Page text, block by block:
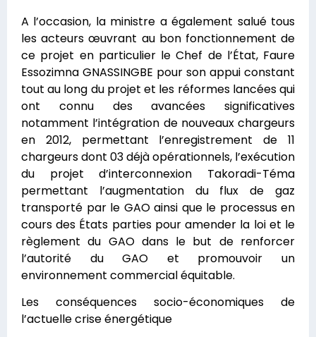
A l’occasion, la ministre a également salué tous
les acteurs œuvrant au bon fonctionnement de
ce projet en particulier le Chef de l’État, Faure
Essozimna GNASSINGBE pour son appui constant
tout au long du projet et les réformes lancées qui
ont connu des avancées significatives
notamment l’intégration de nouveaux chargeurs
en 2012, permettant l’enregistrement de 11
chargeurs dont 03 déjà opérationnels, l’exécution
du projet d’interconnexion Takoradi-Téma
permettant l’augmentation du flux de gaz
transporté par le GAO ainsi que le processus en
cours des États parties pour amender la loi et le
règlement du GAO dans le but de renforcer
l’autorité du GAO et promouvoir un
environnement commercial équitable.
Les conséquences socio-économiques de
l’actuelle crise énergétique